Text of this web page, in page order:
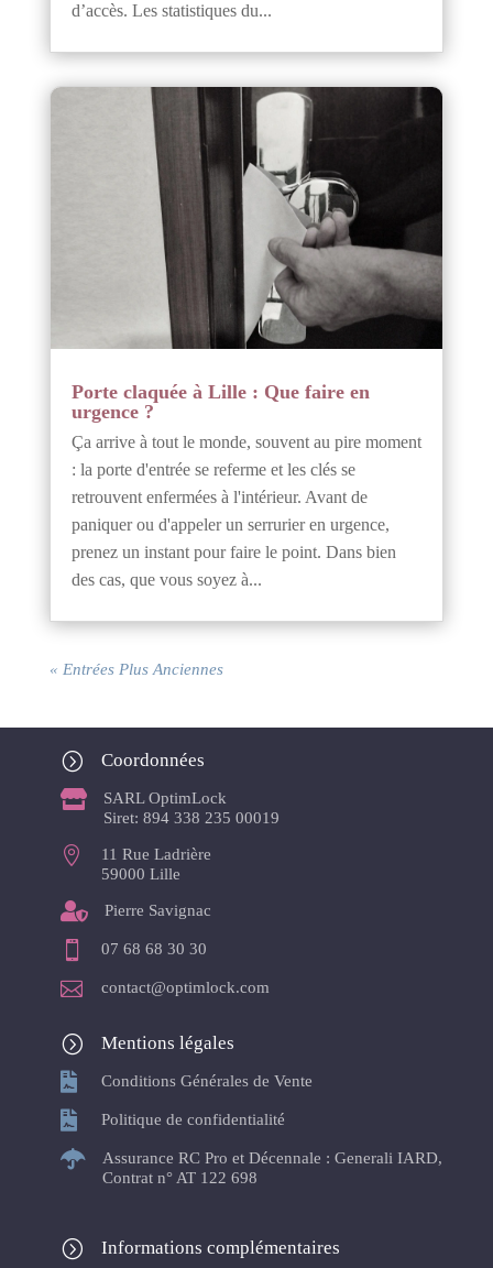
d’accès. Les statistiques du...
Porte claquée à Lille : Que faire en
urgence ?
Ça arrive à tout le monde, souvent au pire moment
: la porte d'entrée se referme et les clés se
retrouvent enfermées à l'intérieur. Avant de
paniquer ou d'appeler un serrurier en urgence,
prenez un instant pour faire le point. Dans bien
des cas, que vous soyez à...
« Entrées Plus Anciennes
= Coordonnées

SARL OptimLock
Siret: 894 338 235 00019

11 Rue Ladrière
59000 Lille
 Pierre Savignac
 07 68 68 30 30
 contact@optimlock.com
= Mentions légales
 Conditions Générales de Vente
 Politique de confidentialité

Assurance RC Pro et Décennale : Generali IARD,
Contrat n° AT 122 698
= Informations complémentaires